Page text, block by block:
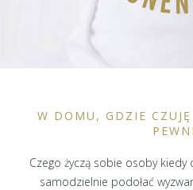
W DOMU, GDZIE
Czego życzą sobie osoby kiedy
samodzielnie podołać